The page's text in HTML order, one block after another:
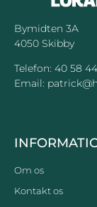
Bymidten 3A
4050 Skibby
Telefon: 40 58
Email:
Om os
Kontakt os